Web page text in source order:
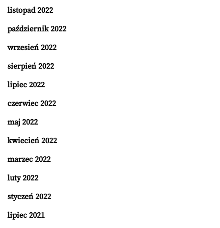
listopad 2022
październik 2022
wrzesień 2022
sierpień 2022
lipiec 2022
czerwiec 2022
maj 2022
kwiecień 2022
marzec 2022
luty 2022
styczeń 2022
lipiec 2021